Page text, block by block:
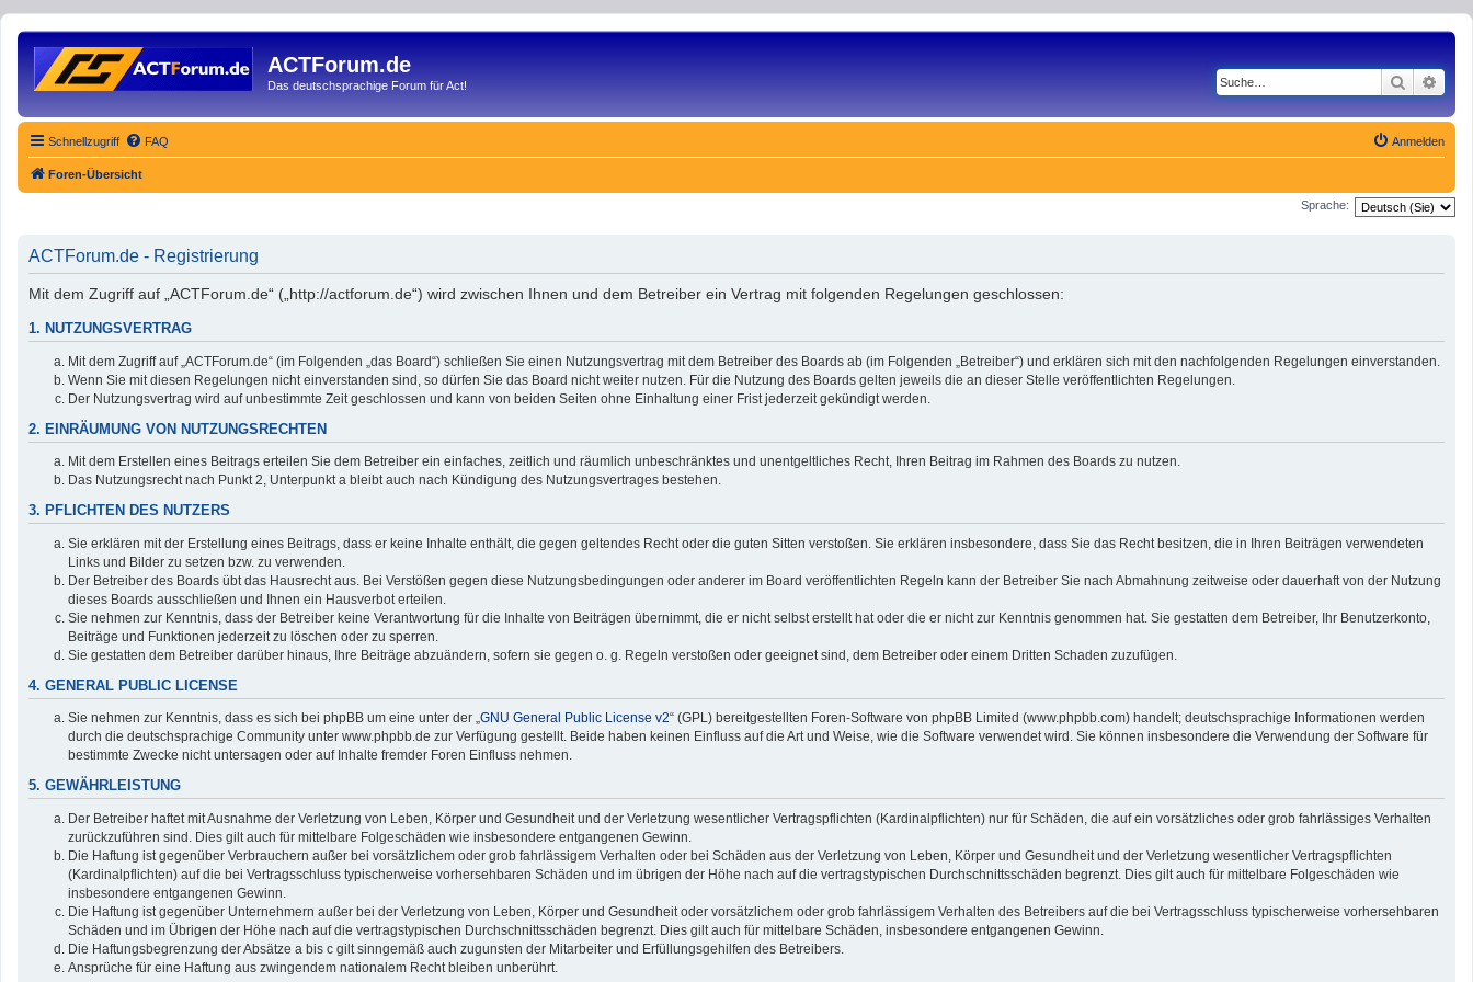
ACTForum.de
Das deutschsprachige Forum für Act! Suche
Schnellzugriff FAQ Anmelden
Foren-Übersicht
Sprache:
ACTForum.de - Registrierung
Mit dem Zugriff auf „ACTForum.de“ („http://actforum.de“) wird zwischen Ihnen und dem Betreiber ein Vertrag mit folgenden Regelungen geschlossen:
1. NUTZUNGSVERTRAG
Mit dem Zugriff auf „ACTForum.de“ (im Folgenden „das Board“) schließen Sie einen Nutzungsvertrag mit dem Betreiber des Boards ab (im Folgenden „Betreiber“) und erklären sich mit den nachfolgenden Regelungen einverstanden.
Wenn Sie mit diesen Regelungen nicht einverstanden sind, so dürfen Sie das Board nicht weiter nutzen. Für die Nutzung des Boards gelten jeweils die an dieser Stelle veröffentlichten Regelungen.
Der Nutzungsvertrag wird auf unbestimmte Zeit geschlossen und kann von beiden Seiten ohne Einhaltung einer Frist jederzeit gekündigt werden.
2. EINRÄUMUNG VON NUTZUNGSRECHTEN
Mit dem Erstellen eines Beitrags erteilen Sie dem Betreiber ein einfaches, zeitlich und räumlich unbeschränktes und unentgeltliches Recht, Ihren Beitrag im Rahmen des Boards zu nutzen.
Das Nutzungsrecht nach Punkt 2, Unterpunkt a bleibt auch nach Kündigung des Nutzungsvertrages bestehen.
3. PFLICHTEN DES NUTZERS
Sie erklären mit der Erstellung eines Beitrags, dass er keine Inhalte enthält, die gegen geltendes Recht oder die guten Sitten verstoßen. Sie erklären insbesondere, dass Sie das Recht besitzen, die in Ihren Beiträgen verwendeten
Links und Bilder zu setzen bzw. zu verwenden.
Der Betreiber des Boards übt das Hausrecht aus. Bei Verstößen gegen diese Nutzungsbedingungen oder anderer im Board veröffentlichten Regeln kann der Betreiber Sie nach Abmahnung zeitweise oder dauerhaft von der Nutzung
dieses Boards ausschließen und Ihnen ein Hausverbot erteilen.
Sie nehmen zur Kenntnis, dass der Betreiber keine Verantwortung für die Inhalte von Beiträgen übernimmt, die er nicht selbst erstellt hat oder die er nicht zur Kenntnis genommen hat. Sie gestatten dem Betreiber, Ihr Benutzerkonto,
Beiträge und Funktionen jederzeit zu löschen oder zu sperren.
Sie gestatten dem Betreiber darüber hinaus, Ihre Beiträge abzuändern, sofern sie gegen o. g. Regeln verstoßen oder geeignet sind, dem Betreiber oder einem Dritten Schaden zuzufügen.
4. GENERAL PUBLIC LICENSE
Sie nehmen zur Kenntnis, dass es sich bei phpBB um eine unter der „GNU General Public License v2“ (GPL) bereitgestellten Foren-Software von phpBB Limited (www.phpbb.com) handelt; deutschsprachige Informationen werden
durch die deutschsprachige Community unter www.phpbb.de zur Verfügung gestellt. Beide haben keinen Einfluss auf die Art und Weise, wie die Software verwendet wird. Sie können insbesondere die Verwendung der Software für
bestimmte Zwecke nicht untersagen oder auf Inhalte fremder Foren Einfluss nehmen.
5. GEWÄHRLEISTUNG
Der Betreiber haftet mit Ausnahme der Verletzung von Leben, Körper und Gesundheit und der Verletzung wesentlicher Vertragspflichten (Kardinalpflichten) nur für Schäden, die auf ein vorsätzliches oder grob fahrlässiges Verhalten
zurückzuführen sind. Dies gilt auch für mittelbare Folgeschäden wie insbesondere entgangenen Gewinn.
Die Haftung ist gegenüber Verbrauchern außer bei vorsätzlichem oder grob fahrlässigem Verhalten oder bei Schäden aus der Verletzung von Leben, Körper und Gesundheit und der Verletzung wesentlicher Vertragspflichten
(Kardinalpflichten) auf die bei Vertragsschluss typischerweise vorhersehbaren Schäden und im übrigen der Höhe nach auf die vertragstypischen Durchschnittsschäden begrenzt. Dies gilt auch für mittelbare Folgeschäden wie
insbesondere entgangenen Gewinn.
Die Haftung ist gegenüber Unternehmern außer bei der Verletzung von Leben, Körper und Gesundheit oder vorsätzlichem oder grob fahrlässigem Verhalten des Betreibers auf die bei Vertragsschluss typischerweise vorhersehbaren
Schäden und im Übrigen der Höhe nach auf die vertragstypischen Durchschnittsschäden begrenzt. Dies gilt auch für mittelbare Schäden, insbesondere entgangenen Gewinn.
Die Haftungsbegrenzung der Absätze a bis c gilt sinngemäß auch zugunsten der Mitarbeiter und Erfüllungsgehilfen des Betreibers.
Ansprüche für eine Haftung aus zwingendem nationalem Recht bleiben unberührt.